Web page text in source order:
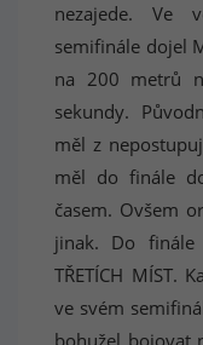
nezajede. Ve
semifinále dojel
na 200 metrů
sekundy.
měl z
měl do finále
časem. Ovšem
jinak. Do
TŘETÍCH MÍST.
ve svém
bohužel bojovat